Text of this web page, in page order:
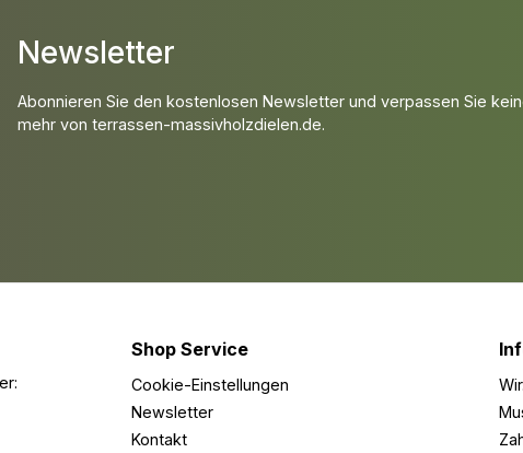
Newsletter
Abonnieren Sie den kostenlosen Newsletter und verpassen Sie
mehr von terrassen-massivholzdielen.de.
Shop Service
Cookie-Einstellungen
Newsletter
Kontakt